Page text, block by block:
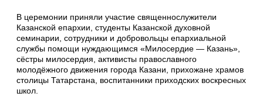
В церемонии приняли участие священнослужители
Казанской епархии, студенты Казанской духовной
семинарии, сотрудники и добровольцы епархиальной
службы помощи нуждающимся «Милосердие — Казань»,
сёстры милосердия, активисты православного
молодёжного движения города Казани, прихожане храмов
столицы Татарстана, воспитанники приходских воскресных
школ.